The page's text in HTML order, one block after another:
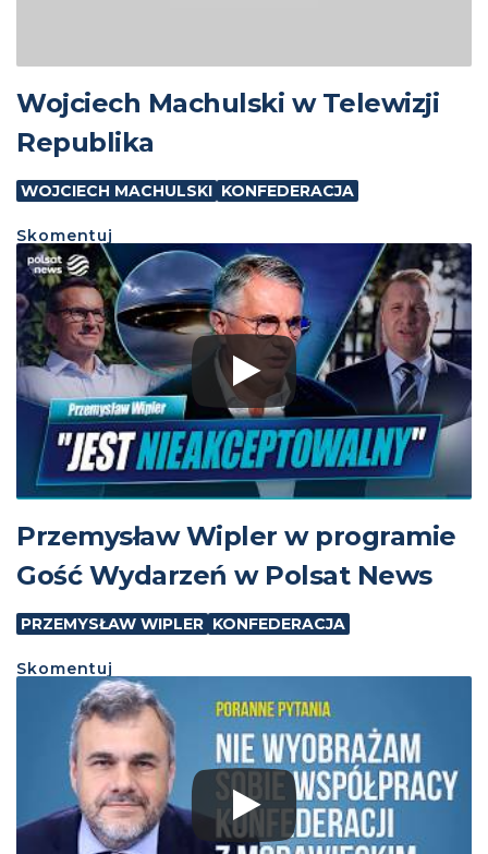
Wojciech Machulski w Telewizji
Republika
WOJCIECH MACHULSKI KONFEDERACJA
Skomentuj
Przemysław Wipler w programie
Gość Wydarzeń w Polsat News
PRZEMYSŁAW WIPLER KONFEDERACJA
Skomentuj